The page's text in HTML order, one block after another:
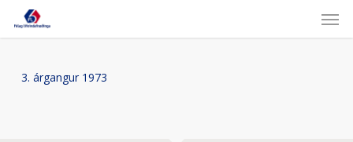
main
3. árgangur 1973